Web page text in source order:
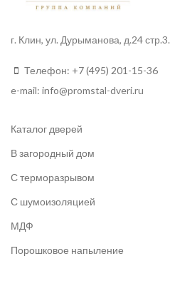
г. Клин, ул. Дурыманова, д.24 стр.3.
Телефон: +7 (495) 201-15-36
e-mail: info@promstal-dveri.ru
Каталог дверей
В загородный дом
С терморазрывом
С шумоизоляцией
МДФ
Порошковое напыление